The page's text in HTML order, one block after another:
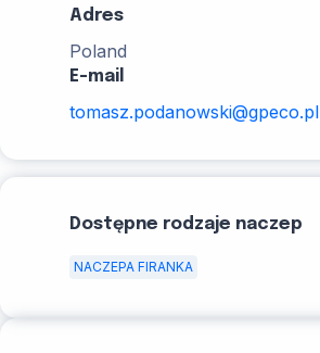
Adres
Poland
E-mail
tomasz.podanowski@gpeco.pl
Dostępne rodzaje naczep
NACZEPA FIRANKA